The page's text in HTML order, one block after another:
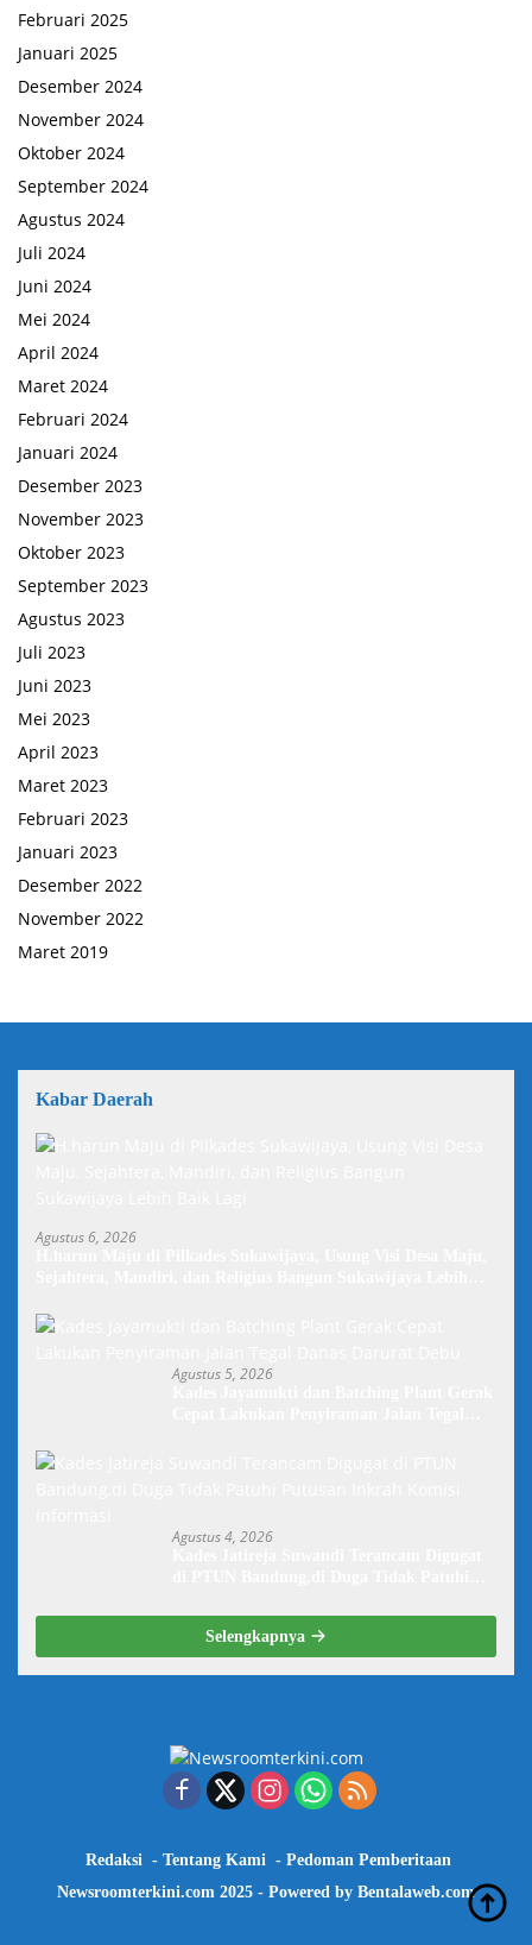
Februari 2025
Januari 2025
Desember 2024
November 2024
Oktober 2024
September 2024
Agustus 2024
Juli 2024
Juni 2024
Mei 2024
April 2024
Maret 2024
Februari 2024
Januari 2024
Desember 2023
November 2023
Oktober 2023
September 2023
Agustus 2023
Juli 2023
Juni 2023
Mei 2023
April 2023
Maret 2023
Februari 2023
Januari 2023
Desember 2022
November 2022
Maret 2019
Kabar Daerah
Agustus 6, 2026
Agustus 5, 2026
Agustus 4, 2026
Selengkapnya
Redaksi Tentang Kami
Pedoman Pemberitaan
Newsroomterkini.com 2025 - Powered by Bentalaweb.com